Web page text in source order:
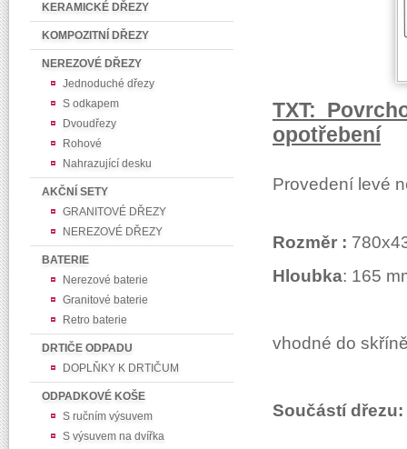
KERAMICKÉ DŘEZY
KOMPOZITNÍ DŘEZY
NEREZOVÉ DŘEZY
Jednoduché dřezy
S odkapem
Dvoudřezy
Rohové
Nahrazující desku
AKČNÍ SETY
GRANITOVÉ DŘEZY
NEREZOVÉ DŘEZY
BATERIE
Nerezové baterie
Granitové baterie
Retro baterie
DRTIČE ODPADU
DOPLŇKY K DRTIČUM
ODPADKOVÉ KOŠE
S ručním výsuvem
S výsuvem na dvířka
TXT:
opotřebení
Provedení levé
Rozměr :
Hloubka: 165
vhodné do
Součástí dřezu: